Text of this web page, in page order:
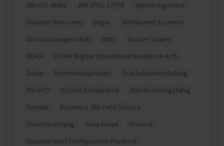
DIN ISO 45001
DIN SPEC 27076
Diplom Ingenieur
Disaster Recovery
Dispo
Distributed Systems
Distributionsgeschäft
DMC
Docker Swarm
DORA
DORA (Digital Operational Resilience Act)
Doula
Drohneninspektion
Druckdatenerstellung
DS-GVO
DSGVO-Compliance
Durchsetzungsfähig
Dymola
Dynamics 365 Field Service
Datenforschung
Data Cloud
Discord
Dynamic Host Configuration Protocol